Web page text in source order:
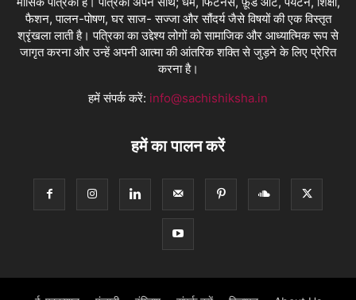
फैशन, पालन-पोषण, घर साज- सज्जा और सौंदर्य जैसे विषयों की एक विस्तृत
श्रृंखला लाती है। पत्रिका का उद्देश्य लोगों को सामाजिक और आध्यात्मिक रूप से
जागृत करना और उन्हें अपनी आत्मा की आंतरिक शक्ति से जुड़ने के लिए प्रेरित
करना है।
हमें संपर्क करें: info@sachishiksha.in
हमें का पालन करें